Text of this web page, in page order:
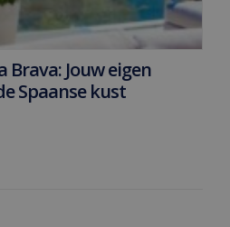
Jouw eigen
Spaanse kust